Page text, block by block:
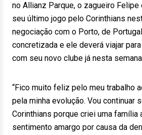
no Allianz Parque, o zagueiro
seu último jogo pelo Corinthians
negociação com o Porto, de
concretizada e ele deverá viajar
com seu novo clube já nesta
“Fico muito feliz pelo meu trabalho
pela minha evolução. Vou continuar
Corinthians porque criei uma família
sentimento amargo por causa da